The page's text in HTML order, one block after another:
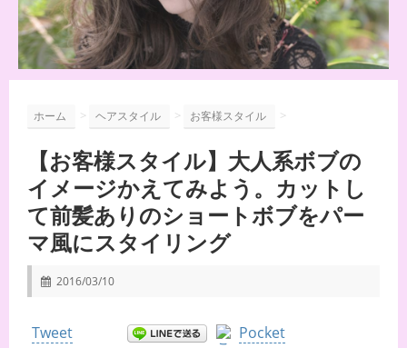
ホーム > ヘアスタイル > お客様スタイル >
【お客様スタイル】大人系ボブの
イメージかえてみよう。カットし
て前髪ありのショートボブをパー
マ風にスタイリング
2016/03/10
Tweet Pocket